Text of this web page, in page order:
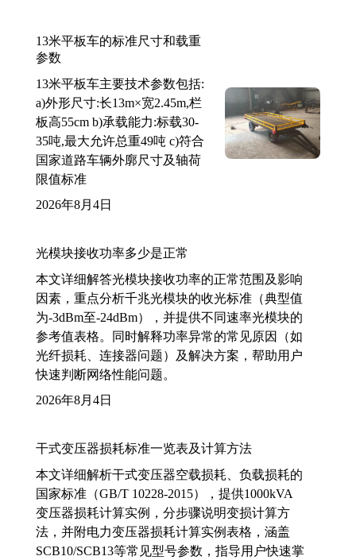
13米平板车的标准尺寸和载重
参数
13米平板车主要技术参数包括:
a)外形尺寸:长13m×宽2.45m,栏
板高55cm b)承载能力:标载30-
35吨,最大允许总重49吨 c)符合
国家道路车辆外廓尺寸及轴荷
限值标准
2026年8月4日
光模块接收功率多少是正常
本文详细解答光模块接收功率的正常范围及影响
因素，重点分析千兆光模块的收光标准（典型值
为-3dBm至-24dBm），并提供不同速率光模块的
参考值表格。同时解释功率异常的常见原因（如
光纤损耗、连接器问题）及解决方案，帮助用户
快速判断网络性能问题。
2026年8月4日
干式变压器损耗标准一览表及计算方法
本文详细解析干式变压器空载损耗、负载损耗的
国家标准（GB/T 10228-2015），提供1000kVA
变压器损耗计算实例，分步骤说明变损计算方
法，并附电力变压器损耗计算实例表格，涵盖
SCB10/SCB13等常见型号参数，指导用户快速掌